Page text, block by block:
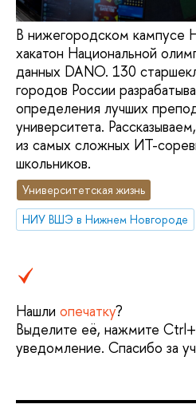
В нижегородском
хакатон Национальной
данных DANO. 130
городов России
определения лучших
университета.
из самых сложных ИТ-
школьников.
Университетская жизнь
НИУ ВШЭ в Нижнем Новгороде
Нашли опечатку?
Выделите её, нажмите
уведомление. Спасибо за